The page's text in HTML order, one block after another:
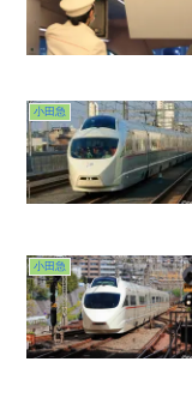
小田急
小田急